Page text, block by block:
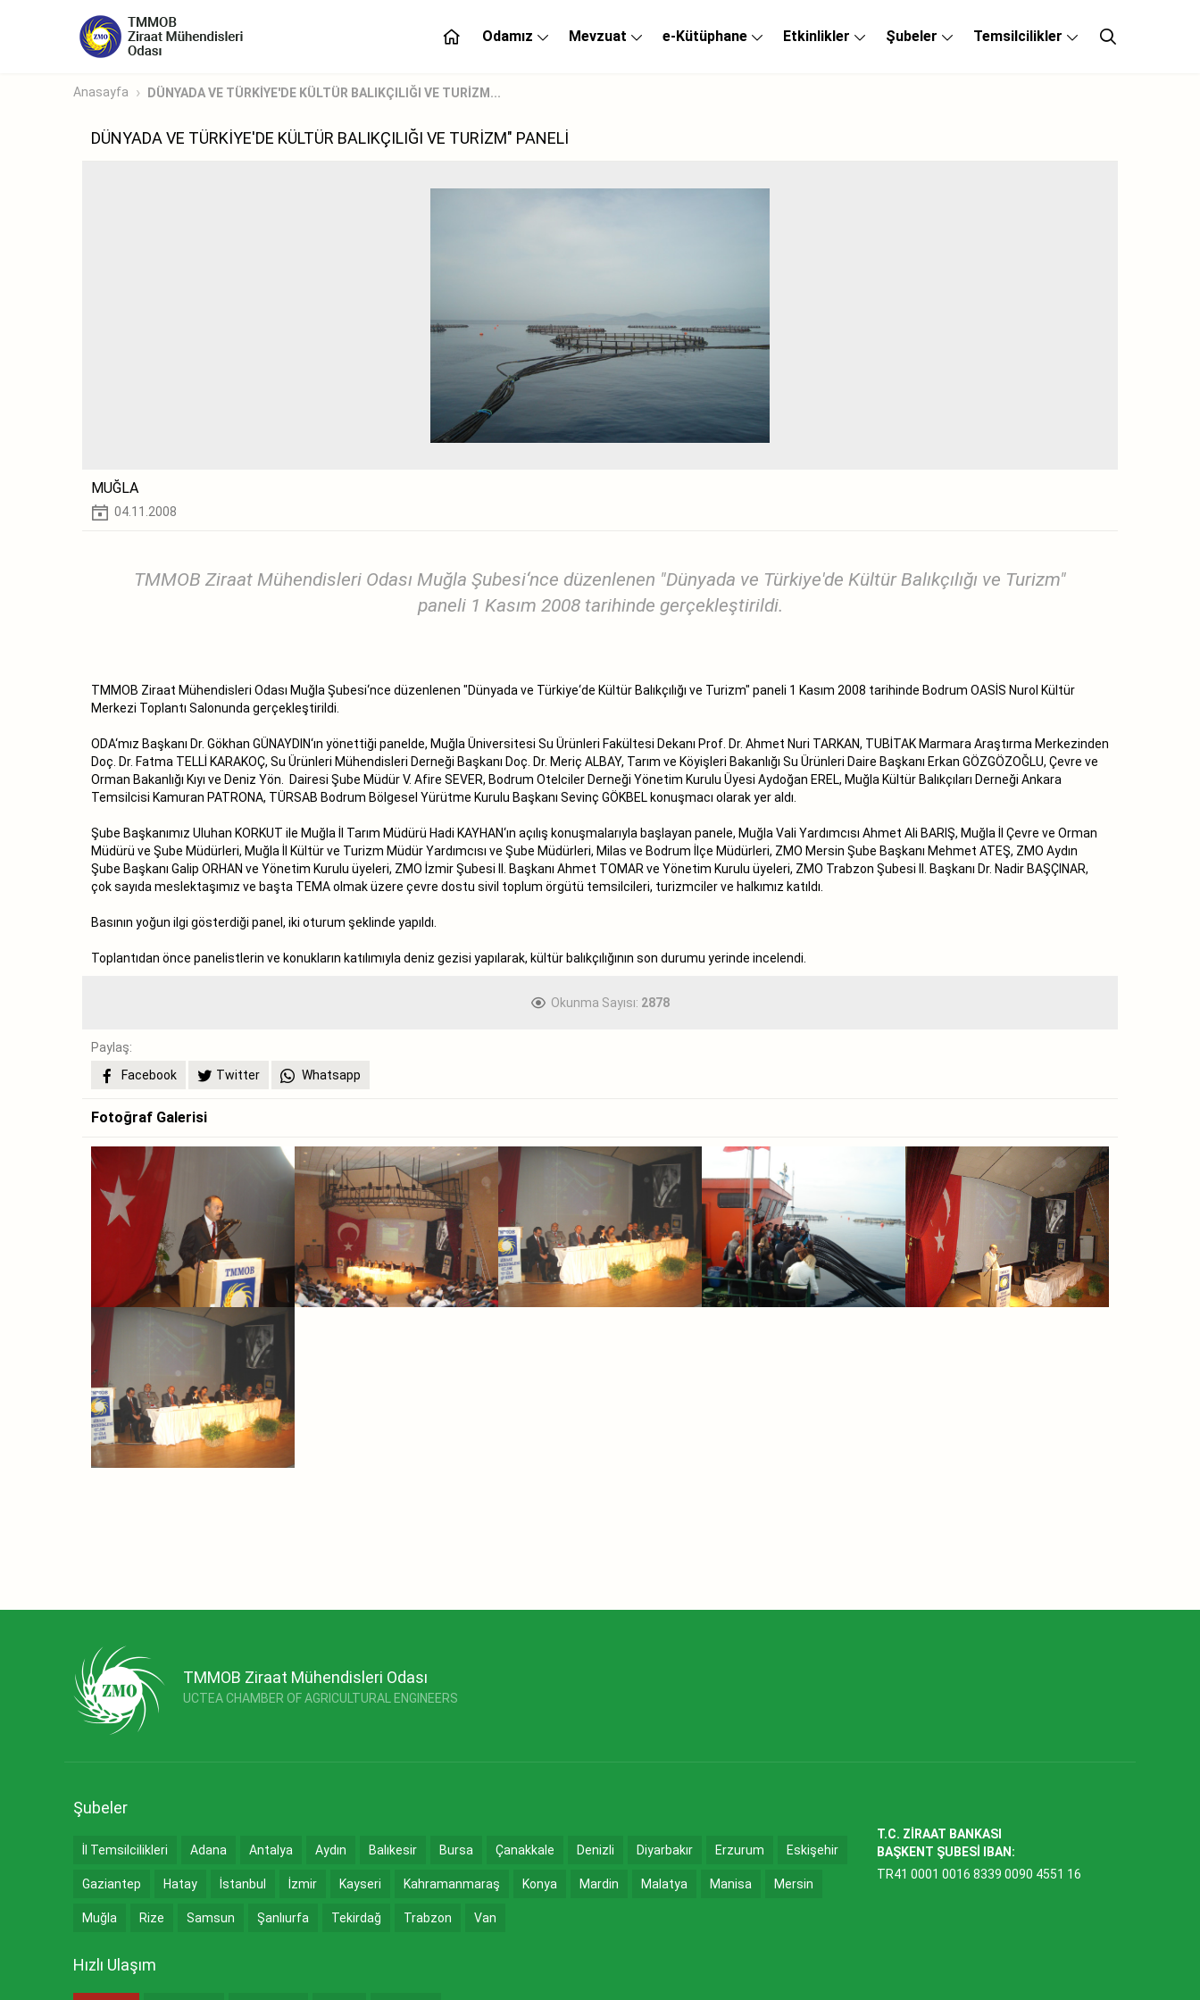
Odamız Mevzuat e-Kütüphane Etkinlikler Şubeler Temsilcilikler
Anasayfa DÜNYADA VE TÜRKİYE'DE KÜLTÜR BALIKÇILIĞI VE TURİZM...
DÜNYADA VE TÜRKİYE'DE KÜLTÜR BALIKÇILIĞI VE TURİZM" PANELİ
MUĞLA
04.11.2008
TMMOB Ziraat Mühendisleri Odası Muğla Şubesi‘nce düzenlenen "Dünyada ve Türkiye'de Kültür Balıkçılığı ve Turizm"
paneli 1 Kasım 2008 tarihinde gerçekleştirildi.
TMMOB Ziraat Mühendisleri Odası Muğla Şubesi‘nce düzenlenen "Dünyada ve Türkiye‘de Kültür Balıkçılığı ve Turizm" paneli 1 Kasım 2008 tarihinde Bodrum OASİS Nurol Kültür
Merkezi Toplantı Salonunda gerçekleştirildi.
ODA‘mız Başkanı Dr. Gökhan GÜNAYDIN‘ın yönettiği panelde, Muğla Üniversitesi Su Ürünleri Fakültesi Dekanı Prof. Dr. Ahmet Nuri TARKAN, TUBİTAK Marmara Araştırma Merkezinden
Doç. Dr. Fatma TELLİ KARAKOÇ, Su Ürünleri Mühendisleri Derneği Başkanı Doç. Dr. Meriç ALBAY, Tarım ve Köyişleri Bakanlığı Su Ürünleri Daire Başkanı Erkan GÖZGÖZOĞLU, Çevre ve
Orman Bakanlığı Kıyı ve Deniz Yön. Dairesi Şube Müdür V. Afire SEVER, Bodrum Otelciler Derneği Yönetim Kurulu Üyesi Aydoğan EREL, Muğla Kültür Balıkçıları Derneği Ankara
Temsilcisi Kamuran PATRONA, TÜRSAB Bodrum Bölgesel Yürütme Kurulu Başkanı Sevinç GÖKBEL konuşmacı olarak yer aldı.
Şube Başkanımız Uluhan KORKUT ile Muğla İl Tarım Müdürü Hadi KAYHAN‘ın açılış konuşmalarıyla başlayan panele, Muğla Vali Yardımcısı Ahmet Ali BARIŞ, Muğla İl Çevre ve Orman
Müdürü ve Şube Müdürleri, Muğla İl Kültür ve Turizm Müdür Yardımcısı ve Şube Müdürleri, Milas ve Bodrum İlçe Müdürleri, ZMO Mersin Şube Başkanı Mehmet ATEŞ, ZMO Aydın
Şube Başkanı Galip ORHAN ve Yönetim Kurulu üyeleri, ZMO İzmir Şubesi II. Başkanı Ahmet TOMAR ve Yönetim Kurulu üyeleri, ZMO Trabzon Şubesi II. Başkanı Dr. Nadir BAŞÇINAR,
çok sayıda meslektaşımız ve başta TEMA olmak üzere çevre dostu sivil toplum örgütü temsilcileri, turizmciler ve halkımız katıldı.
Basının yoğun ilgi gösterdiği panel, iki oturum şeklinde yapıldı.
Toplantıdan önce panelistlerin ve konukların katılımıyla deniz gezisi yapılarak, kültür balıkçılığının son durumu yerinde incelendi.
Okunma Sayısı: 2878
Paylaş:
Facebook
Twitter Whatsapp
Fotoğraf Galerisi
TMMOB Ziraat Mühendisleri Odası
UCTEA CHAMBER OF AGRICULTURAL ENGINEERS
Şubeler
İl Temsilcilikleri Adana Antalya Aydın Balıkesir Bursa Çanakkale Denizli Diyarbakır Erzurum Eskişehir
Gaziantep Hatay İstanbul İzmir Kayseri Kahramanmaraş Konya Mardin Malatya Manisa Mersin
Muğla Rize Samsun Şanlıurfa Tekirdağ Trabzon Van
Hızlı Ulaşım
T.C. ZİRAAT BANKASI
BAŞKENT ŞUBESİ IBAN:
TR41 0001 0016 8339 0090 4551 16